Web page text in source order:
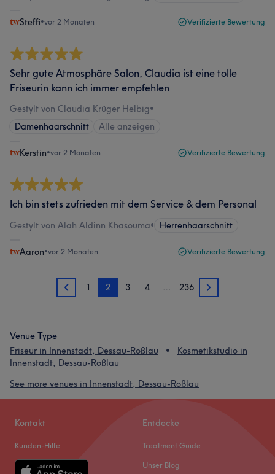
Steffi•vor 2 Monaten Verifizierte Bewertung
Sehr gute Atmosphäre Salon, Claudia ist eine tolle
Friseurin kann ich immer empfehlen
Gestylt von Claudia Krüger Helbig•
Damenhaarschnitt
Alle anzeigen
Kerstin•vor 2 Monaten Verifizierte Bewertung
Ich bin stets zufrieden mit dem Service & dem Personal
Gestylt von Alah Aldinn Khasouma• Herrenhaarschnitt
Aaron•vor 2 Monaten Verifizierte Bewertung
1 1 2 3 4 … 236 3
Venue Type
Friseur in Innenstadt, Dessau-Roßlau
Kosmetikstudio in
Innenstadt, Dessau-Roßlau
See more venues in Innenstadt, Dessau-Roßlau
Kontakt
Kunden-Hilfe
Entdecke
Treatment Guide
Unser Blog